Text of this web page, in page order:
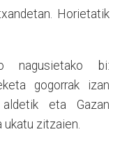
Horietatik
nagusietako bi:
gogorrak izan
eta Gazan
ukatu zitzaien.